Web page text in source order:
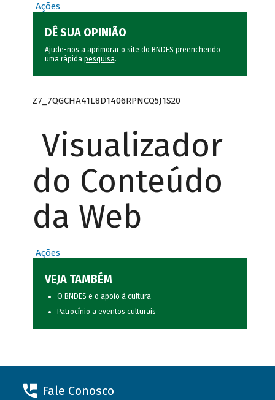
Ações
DÊ SUA OPINIÃO
Ajude-nos a aprimorar o site do BNDES preenchendo
uma rápida pesquisa.
Z7_7QGCHA41L8D1406RPNCQ5J1S20
Visualizador
do Conteúdo
da Web
Ações
VEJA TAMBÉM
O BNDES e o apoio à cultura
Patrocínio a eventos culturais
Fale Conosco